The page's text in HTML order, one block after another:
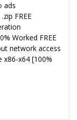
ads
FREE
Worked FREE
network access
x86-x64 [100%